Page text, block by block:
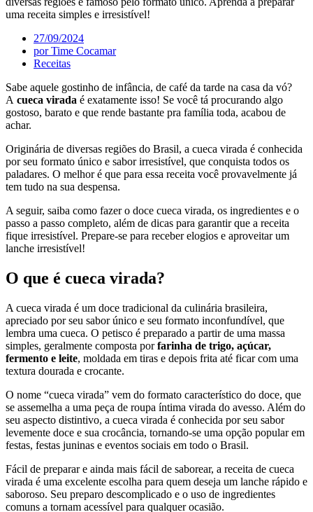
uma receita simples e irresistível!
27/09/2024
porTime Cocamar
Receitas
Sabe aquele gostinho de infância, de café da tarde na casa da vó?
A cueca virada é exatamente isso! Se você tá procurando algo
gostoso, barato e que rende bastante pra família toda, acabou de
achar.
Originária de diversas regiões do Brasil, a cueca virada é conhecida
por seu formato único e sabor irresistível, que conquista todos os
paladares. O melhor é que para essa receita você provavelmente já
tem tudo na sua despensa.
A seguir, saiba como fazer o doce cueca virada, os ingredientes e o
passo a passo completo, além de dicas para garantir que a receita
fique irresistível. Prepare-se para receber elogios e aproveitar um
lanche irresistível!
O que é cueca virada?
A cueca virada é um doce tradicional da culinária brasileira,
apreciado por seu sabor único e seu formato inconfundível, que
lembra uma cueca. O petisco é preparado a partir de uma massa
simples, geralmente composta porfarinha de trigo, açúcar,
fermento e leite, moldada em tiras e depois frita até ficar com uma
textura dourada e crocante.
O nome “cueca virada” vem do formato característico do doce, que
se assemelha a uma peça de roupa íntima virada do avesso. Além do
seu aspecto distintivo, a cueca virada é conhecida por seu sabor
levemente doce e sua crocância, tornando-se uma opção popular em
festas, festas juninas e eventos sociais em todo o Brasil.
Fácil de preparar e ainda mais fácil de saborear, a receita de cueca
virada é uma excelente escolha para quem deseja um lanche rápido e
saboroso. Seu preparo descomplicado e o uso de ingredientes
comuns a tornam acessível para qualquer ocasião.